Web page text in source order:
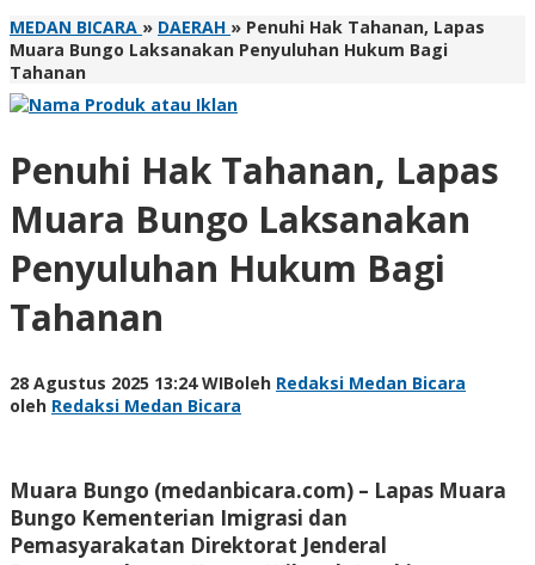
MEDAN BICARA » DAERAH » Penuhi Hak Tahanan, Lapas
Muara Bungo Laksanakan Penyuluhan Hukum Bagi
Tahanan
Penuhi Hak Tahanan, Lapas
Muara Bungo Laksanakan
Penyuluhan Hukum Bagi
Tahanan
28 Agustus 2025 13:24 WIBoleh Redaksi Medan Bicara
oleh Redaksi Medan Bicara
Muara Bungo (medanbicara.com) – Lapas Muara
Bungo Kementerian Imigrasi dan
Pemasyarakatan Direktorat Jenderal